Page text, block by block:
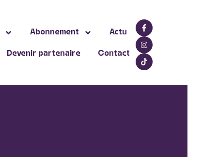
Abonnement Actu
Devenir partenaire Contact